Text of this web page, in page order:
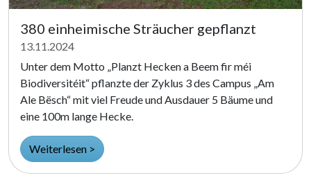
380 einheimische Sträucher gepflanzt
13.11.2024
Unter dem Motto „Planzt Hecken a Beem fir méi
Biodiversitéit“ pflanzte der Zyklus 3 des Campus „Am
Ale Bësch“ mit viel Freude und Ausdauer 5 Bäume und
eine 100m lange Hecke.
Weiterlesen >